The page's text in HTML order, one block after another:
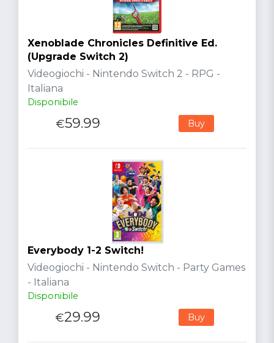
Xenoblade Chronicles Definitive Ed.
(Upgrade Switch 2)
Videogiochi - Nintendo Switch 2 - RPG -
Italiana
Disponibile
€59.99 Buy
Everybody 1-2 Switch!
Videogiochi - Nintendo Switch - Party Games
- Italiana
Disponibile
€29.99 Buy